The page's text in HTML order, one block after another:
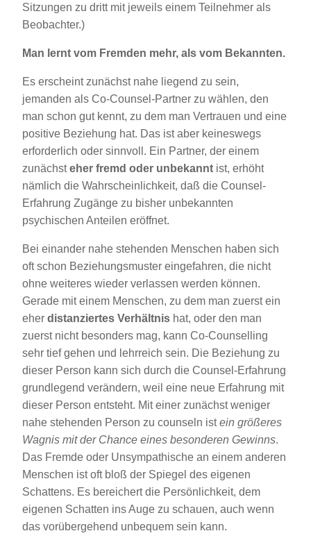
Sitzungen zu dritt mit jeweils einem Teilnehmer als
Beobachter.)
Man lernt vom Fremden mehr, als vom Bekannten.
Es erscheint zunächst nahe liegend zu sein,
jemanden als Co-Counsel-Partner zu wählen, den
man schon gut kennt, zu dem man Vertrauen und eine
positive Beziehung hat. Das ist aber keineswegs
erforderlich oder sinnvoll. Ein Partner, der einem
zunächsteher fremd oder unbekannt ist, erhöht
nämlich die Wahrscheinlichkeit, daß die Counsel-
Erfahrung Zugänge zu bisher unbekannten
psychischen Anteilen eröffnet.
Bei einander nahe stehenden Menschen haben sich
oft schon Beziehungsmuster eingefahren, die nicht
ohne weiteres wieder verlassen werden können.
Gerade mit einem Menschen, zu dem man zuerst ein
eher distanziertes Verhältnis hat, oder den man
zuerst nicht besonders mag, kann Co-Counselling
sehr tief gehen und lehrreich sein. Die Beziehung zu
dieser Person kann sich durch die Counsel-Erfahrung
grundlegend verändern, weil eine neue Erfahrung mit
dieser Person entsteht. Mit einer zunächst weniger
nahe stehenden Person zu counseln istein größeres
Wagnis mit der Chance eines besonderen Gewinns.
Das Fremde oder Unsympathische an einem anderen
Menschen ist oft bloß der Spiegel des eigenen
Schattens. Es bereichert die Persönlichkeit, dem
eigenen Schatten ins Auge zu schauen, auch wenn
das vorübergehend unbequem sein kann.